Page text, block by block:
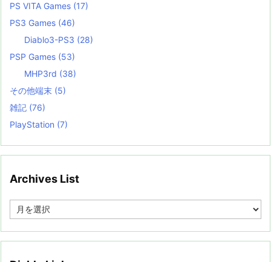
PS VITA Games (17)
PS3 Games (46)
Diablo3-PS3 (28)
PSP Games (53)
MHP3rd (38)
その他端末 (5)
雑記 (76)
PlayStation (7)
Archives List